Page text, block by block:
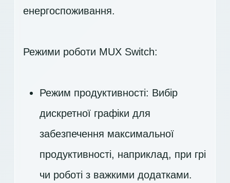
енергоспоживання.
Режими роботи MUX Switch:
Режим продуктивності: Вибір
дискретної графіки для
забезпечення максимальної
продуктивності, наприклад, при грі
чи роботі з важкими додатками.